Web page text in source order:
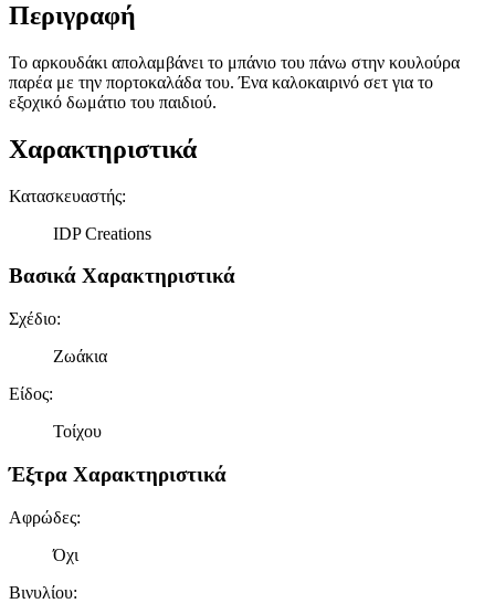
Περιγραφή
Το αρκουδάκι απολαμβάνει το μπάνιο του πάνω στην κουλούρα
παρέα με την πορτοκαλάδα του. Ένα καλοκαιρινό σετ για το
εξοχικό δωμάτιο του παιδιού.
Χαρακτηριστικά
Κατασκευαστής:
IDP Creations
Βασικά Χαρακτηριστικά
Σχέδιο:
Ζωάκια
Είδος:
Τοίχου
Έξτρα Χαρακτηριστικά
Αφρώδες:
Όχι
Βινυλίου: